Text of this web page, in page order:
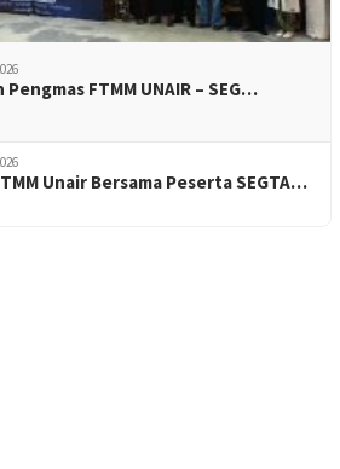
FTMM UNAIR – SEG…
Unair Bersama Peserta SEGTA…